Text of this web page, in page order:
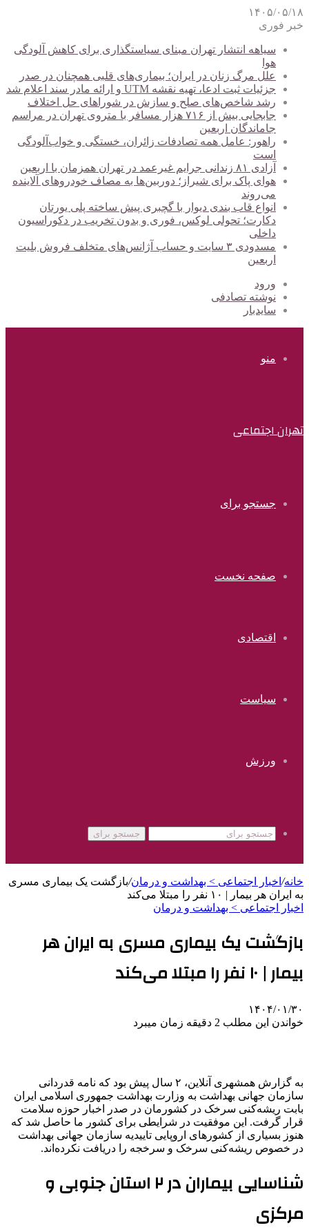
۱۴۰۵/۰۵/۱۸
خبر فوری
سیاهه انتشار تهران مبنای سیاستگذاری برای کاهش آلودگی
هوا
علل مرگ زنان در ایران؛ بیماری‌های قلبی همچنان در صدر
جزئیات ثبت ادعا، تهیه نقشه UTM و ارائه مادر سند اعلام شد
رشد شاخص‌های صلح و سازش در شوراهای حل اختلاف
جابجایی بیش از ۷۱۶ هزار مسافر با متروی تهران در مراسم
جاماندگان اربعین
راهور: عامل همه تصادفات زائران، خستگی و خواب‌آلودگی
است
آزادی ۸۱ زندانی جرایم غیرعمد در تهران همزمان با اربعین
هوای پاک برای شیراز؛ دوربین‌ها به مصاف خودروهای آلاینده
می‌روند
انواع قاب بندی دیوار با گچبری پیش ساخته پلی یورتان
دکارت؛ تحولی لوکس، فوری و بدون تخریب در دکوراسیون
داخلی
مسدودی ۳ سایت و حساب آژانس‌های متخلف فروش بلیت
اربعین
ورود
نوشته تصادفی
سایدبار
منو
تهران اجتماعی
جستجو برای
صفحه نخست
اقتصادی
سیاست
ورزش
جستجو برای
خانه/ اخبار اجتماعی > بهداشت و درمان/بازگشت یک بیماری مسری
به ایران هر بیمار | ۱۰ نفر را مبتلا می‌کند
اخبار اجتماعی > بهداشت و درمان
بازگشت یک بیماری مسری به ایران هر
بیمار | ۱۰ نفر را مبتلا می‌کند
۱۴۰۴/۰۱/۳۰
خواندن این مطلب 2 دقیقه زمان میبرد
به گزارش همشهری آنلاین، ۲ سال پیش بود که نامه قدردانی
سازمان جهانی بهداشت به وزارت بهداشت جمهوری اسلامی ایران
بابت ریشه‌کنی سرخک در کشورمان در صدر اخبار حوزه سلامت
قرار گرفت. این موفقیت در شرایطی برای کشور ما حاصل شد که
هنوز بسیاری از کشورهای اروپایی تاییدیه سازمان جهانی بهداشت
در خصوص ریشه‌کنی سرخک و سرخجه را دریافت نکرده‌اند.
شناسایی بیماران در ۲ استان جنوبی و
مرکزی